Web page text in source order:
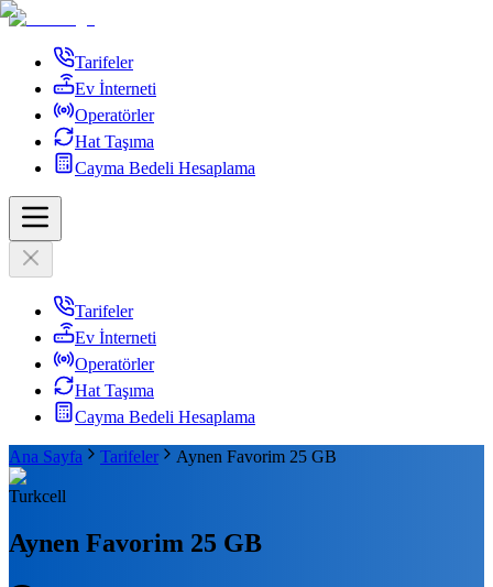
Tarifeler
Ev İnterneti
Operatörler
Hat Taşıma
Cayma Bedeli Hesaplama
Tarifeler
Ev İnterneti
Operatörler
Hat Taşıma
Cayma Bedeli Hesaplama
Ana Sayfa Tarifeler Aynen Favorim 25 GB
Turkcell
Aynen Favorim 25 GB